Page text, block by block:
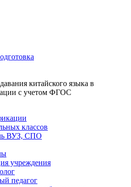
китайского языка в
с учетом ФГОС
классов
ВУЗ, СПО
учреждения
педагог